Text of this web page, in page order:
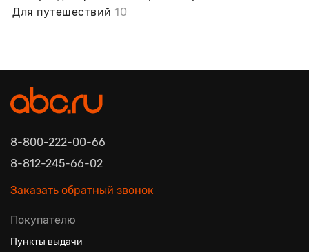
Для путешествий10
8-800-222-00-66
8-812-245-66-02
Заказать обратный звонок
Покупателю
Пункты выдачи